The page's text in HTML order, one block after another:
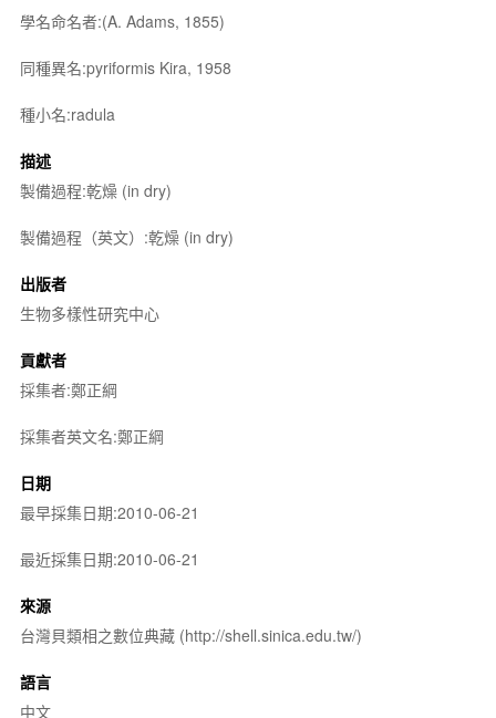
學名命名者:(A. Adams, 1855)
同種異名:pyriformis Kira, 1958
種小名:radula
描述
製備過程:乾燥 (in dry)
製備過程（英文）:乾燥 (in dry)
出版者
生物多樣性研究中心
貢獻者
採集者:鄭正綱
採集者英文名:鄭正綱
日期
最早採集日期:2010-06-21
最近採集日期:2010-06-21
來源
台灣貝類相之數位典藏 (http://shell.sinica.edu.tw/)
語言
中文